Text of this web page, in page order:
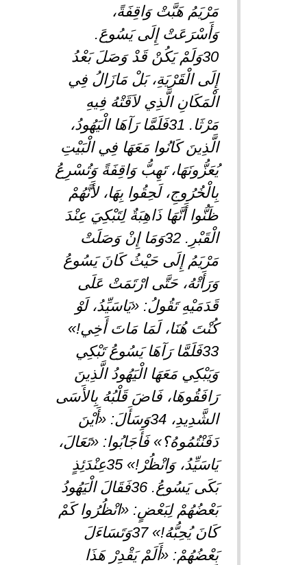
مَرْيَمُ هَبَّتْ وَاقِفَةً،
وَأَسْرَعَتْ إِلَى يَسُوعَ.
30وَلَمْ يَكُنْ قَدْ وَصَلَ بَعْدُ
إِلَى الْقَرْيَةِ، بَلْ مَازَالُ فِي
الْمَكَانِ الَّذِي لاَقَتْهُ فِيهِ
مَرْثَا. 31فَلَمَّا رَآهَا الْيَهُودُ،
الَّذِينَ كَانُوا مَعَهَا فِي الْبَيْتِ
يُعَزُّونَهَا، تَهِبُّ وَاقِفَةً وَتُسْرِعُ
بِالْخُرُوجِ، لَحِقُوا بِهَا، لأَنَّهُمْ
ظَنُّوا أَنَّهَا ذَاهِبَةٌ لِتَبْكِيَ عِنْدَ
الْقَبْرِ. 32وَمَا إِنْ وَصَلَتْ
مَرْيَمُ إِلَى حَيْثُ كَانَ يَسُوعُ
وَرَأَتْهُ، حَتَّى ارْتَمَتْ عَلَى
قَدَمَيْهِ تَقُولُ: «يَاسَيِّدُ، لَوْ
كُنْتَ هُنَا، لَمَا مَاتَ أَخِي!»
33فَلَمَّا رَآهَا يَسُوعُ تَبْكِي
وَيَبْكِي مَعَهَا الْيَهُودُ الَّذِينَ
رَافَقُوهَا، فَاضَ قَلْبُهُ بِالأَسَى
الشَّدِيدِ، 34وَسَأَلَ: «أَيْنَ
دَفَنْتُمُوهُ؟» فَأَجَابُوا: «تَعَالَ،
يَاسَيِّدُ، وَانْظُرْ!» 35عِنْدَئِذٍ
بَكَى يَسُوعُ. 36فَقَالَ الْيَهُودُ
بَعْضُهُمْ لِبَعْضٍ: «انْظُرُوا كَمْ
كَانَ يُحِبُّهُ!» 37وَتَسَاءَلَ
بَعْضُهُمْ: «أَلَمْ يَقْدِرْ هَذَا